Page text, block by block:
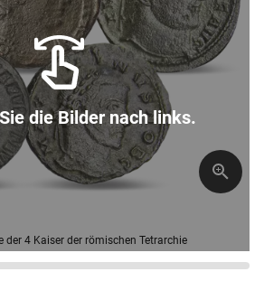
der 4 Kaiser der römischen Tetrarchie
die Bilder nach links.